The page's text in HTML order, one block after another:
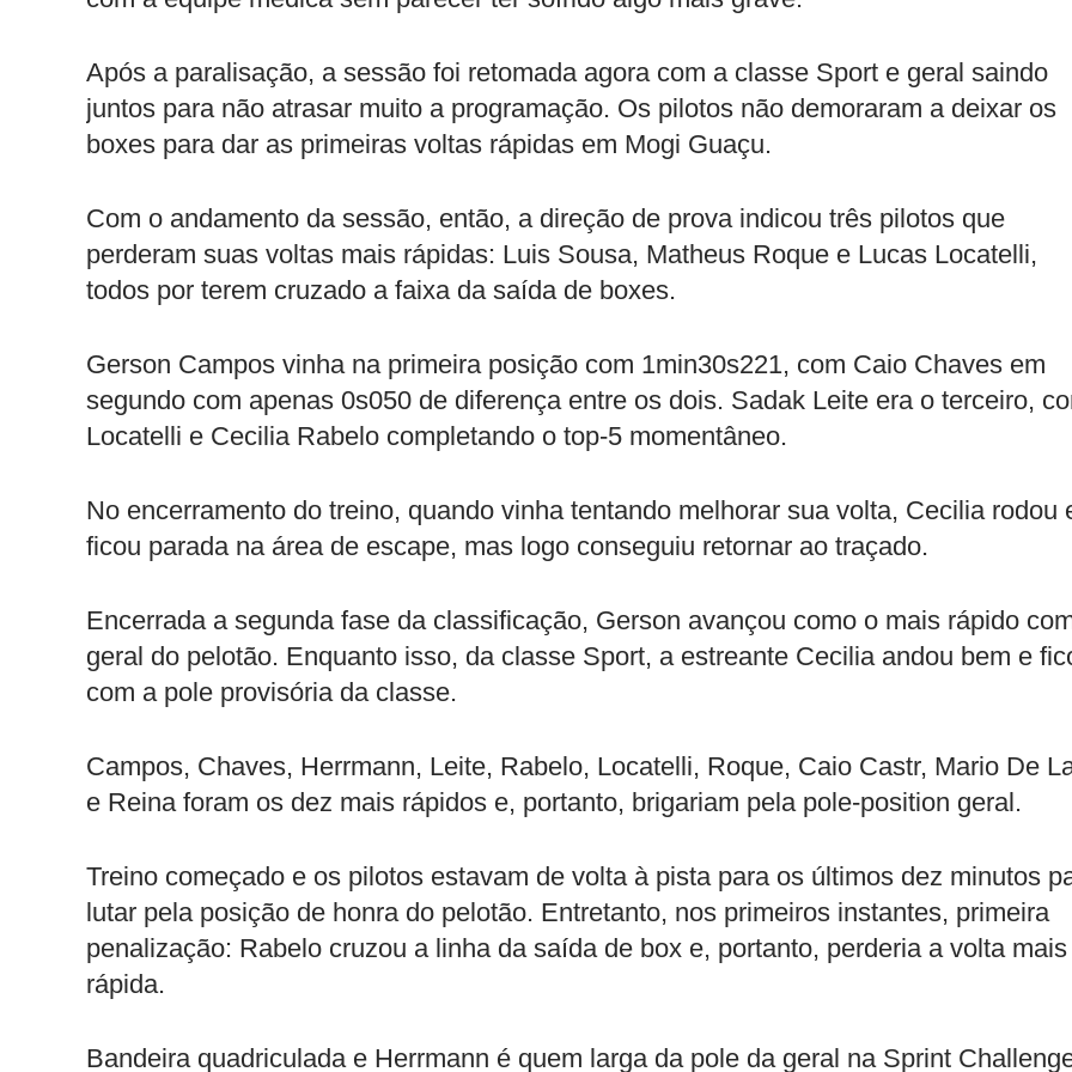
Após a paralisação, a sessão foi retomada agora com a classe Sport e geral saindo
juntos para não atrasar muito a programação. Os pilotos não demoraram a deixar os
boxes para dar as primeiras voltas rápidas em Mogi Guaçu.
Com o andamento da sessão, então, a direção de prova indicou três pilotos que
perderam suas voltas mais rápidas: Luis Sousa, Matheus Roque e Lucas Locatelli,
todos por terem cruzado a faixa da saída de boxes.
Gerson Campos vinha na primeira posição com 1min30s221, com Caio Chaves em
segundo com apenas 0s050 de diferença entre os dois. Sadak Leite era o terceiro,
Locatelli e Cecilia Rabelo completando o top-5 momentâneo.
No encerramento do treino, quando vinha tentando melhorar sua volta, Cecilia rodou
ficou parada na área de escape, mas logo conseguiu retornar ao traçado.
Encerrada a segunda fase da classificação, Gerson avançou como o mais rápido
geral do pelotão. Enquanto isso, da classe Sport, a estreante Cecilia andou bem e
com a pole provisória da classe.
Campos, Chaves, Herrmann, Leite, Rabelo, Locatelli, Roque, Caio Castr, Mario De
e Reina foram os dez mais rápidos e, portanto, brigariam pela pole-position geral.
Treino começado e os pilotos estavam de volta à pista para os últimos dez minutos
lutar pela posição de honra do pelotão. Entretanto, nos primeiros instantes, primeira
penalização: Rabelo cruzou a linha da saída de box e, portanto, perderia a volta mais
rápida.
Bandeira quadriculada e Herrmann é quem larga da pole da geral na Sprint